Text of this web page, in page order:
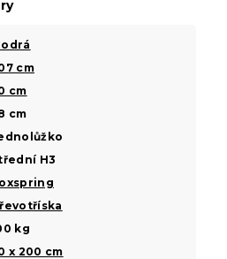
cm
cm
cm
H3
kg
x 200 cm